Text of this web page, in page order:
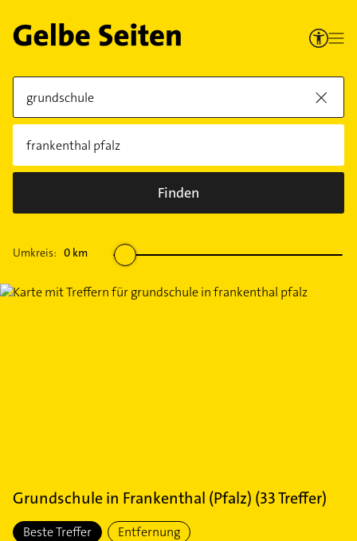
Finden
Umkreis: 0 km
Grundschulein Frankenthal (Pfalz) (33Treffer)
Beste Treffer Entfernung